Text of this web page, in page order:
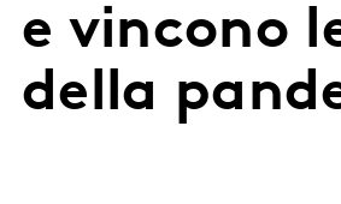
e vincono
della